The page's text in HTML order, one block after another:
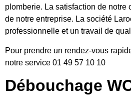
plomberie. La satisfaction de notre
de notre entreprise. La société
professionnelle et un travail de
Pour prendre un rendez-vous
notre service 01 49 57 10 10
Débouchage